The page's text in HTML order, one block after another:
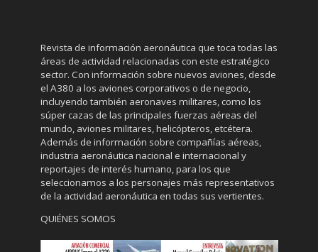
Revista de información aeronáutica que toca todas las
áreas de actividad relacionadas con este estratégico
sector. Con información sobre nuevos aviones, desde
el A380 a los aviones corporativos o de negocio,
incluyendo también aeronaves militares, como los
súper cazas de las principales fuerzas aéreas del
mundo, aviones militares, helicópteros, etcétera.
Además de información sobre compañías aéreas,
industria aeronáutica nacional e internacional y
reportajes de interés humano, para los que
seleccionamos a los personajes más representativos
de la actividad aeronáutica en todas sus vertientes.
QUIÉNES SOMOS